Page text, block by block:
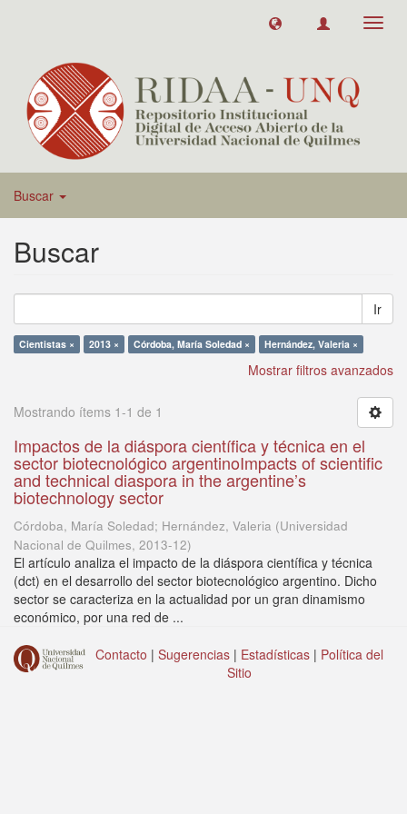
Buscar
Buscar
Ir
Cientistas × 2013 × Córdoba, María Soledad × Hernández, Valeria ×
Mostrar filtros avanzados
Mostrando ítems 1-1 de 1
Impactos de la diáspora científica y técnica en el
sector biotecnológico argentinoImpacts of scientific
and technical diaspora in the argentine’s
biotechnology sector
Córdoba, María Soledad; Hernández, Valeria (Universidad
Nacional de Quilmes, 2013-12)
El artículo analiza el impacto de la diáspora científica y técnica
(dct) en el desarrollo del sector biotecnológico argentino. Dicho
sector se caracteriza en la actualidad por un gran dinamismo
económico, por una red de ...
Contacto | Sugerencias | Estadísticas | Política del
Sitio